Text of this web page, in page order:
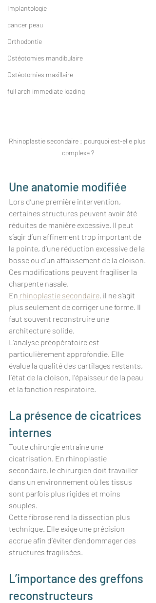
Implantologie
cancer peau
Orthodontie
Ostéotomies mandibulaire
Ostéotomies maxillaire
full arch immediate loading
Rhinoplastie secondaire : pourquoi est-elle plus
complexe ?
Une anatomie modifiée
Lors d’une première intervention,
certaines structures peuvent avoir été
réduites de manière excessive. Il peut
s’agir d’un affinement trop important de
la pointe, d’une réduction excessive de la
bosse ou d’un affaissement de la cloison.
Ces modifications peuvent fragiliser la
charpente nasale.
En rhinoplastie secondaire, il ne s’agit
plus seulement de corriger une forme. Il
faut souvent reconstruire une
architecture solide.
L’analyse préopératoire est
particulièrement approfondie. Elle
évalue la qualité des cartilages restants,
l’état de la cloison, l’épaisseur de la peau
et la fonction respiratoire.
La présence de cicatrices
internes
Toute chirurgie entraîne une
cicatrisation. En rhinoplastie
secondaire, le chirurgien doit travailler
dans un environnement où les tissus
sont parfois plus rigides et moins
souples.
Cette fibrose rend la dissection plus
technique. Elle exige une précision
accrue afin d’éviter d’endommager des
structures fragilisées.
L’importance des greffons
reconstructeurs